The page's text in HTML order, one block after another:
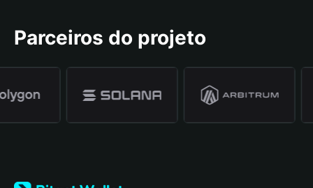
Parceiros do projeto